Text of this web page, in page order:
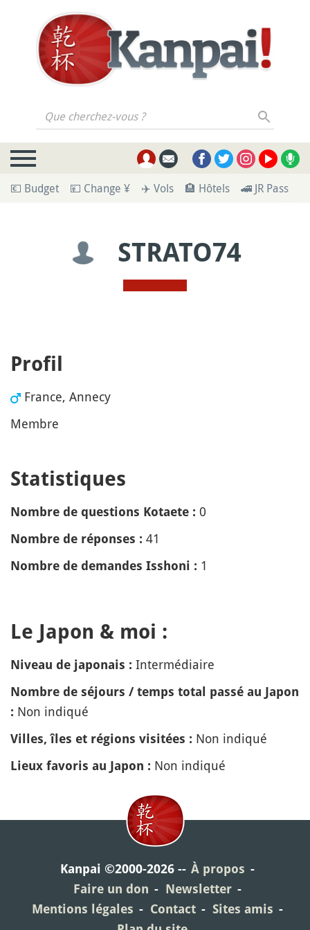
Que cherchez-vous ?
💶 Budget 💴 Change ¥ ✈️ Vols 🏨 Hôtels 🚄 JR Pass
STRATO74
Profil
France, Annecy
Membre
Statistiques
Nombre de questions Kotaete : 0
Nombre de réponses : 41
Nombre de demandes Isshoni : 1
Le Japon & moi :
Niveau de japonais : Intermédiaire
Nombre de séjours / temps total passé au Japon
: Non indiqué
Villes, îles et régions visitées : Non indiqué
Lieux favoris au Japon : Non indiqué
Kanpai ©2000-2026
À propos
Faire un don
Newsletter
Mentions légales
Contact
Sites amis